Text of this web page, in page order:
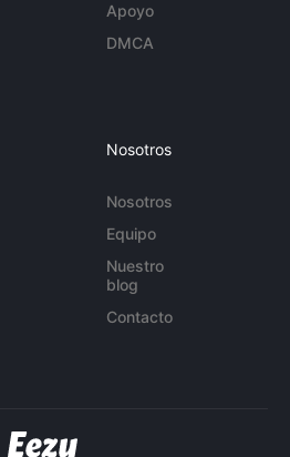
Apoyo
DMCA
Nosotros
Nosotros
Equipo
Nuestro
blog
Contacto